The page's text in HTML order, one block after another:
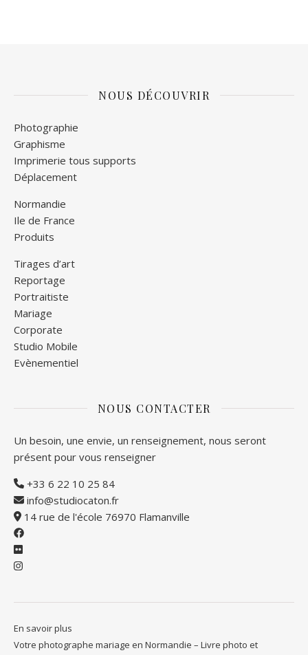
NOUS DÉCOUVRIR
Photographie
Graphisme
Imprimerie tous supports
Déplacement
Normandie
Ile de France
Produits
Tirages d’art
Reportage
Portraitiste
Mariage
Corporate
Studio Mobile
Evènementiel
NOUS CONTACTER
Un besoin, une envie, un renseignement, nous seront
présent pour vous renseigner
+33 6 22 10 25 84
info@studiocaton.fr
14 rue de l'école 76970 Flamanville
En savoir plus
Votre photographe mariage en Normandie – Livre photo et